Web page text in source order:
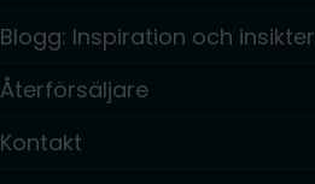
Blogg: Inspiration och insikter
Återförsäljare
Kontakt